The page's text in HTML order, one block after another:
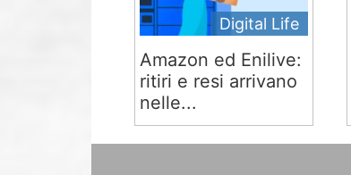
Digital Life
Amazon ed Enilive:
ritiri e resi arrivano
nelle...